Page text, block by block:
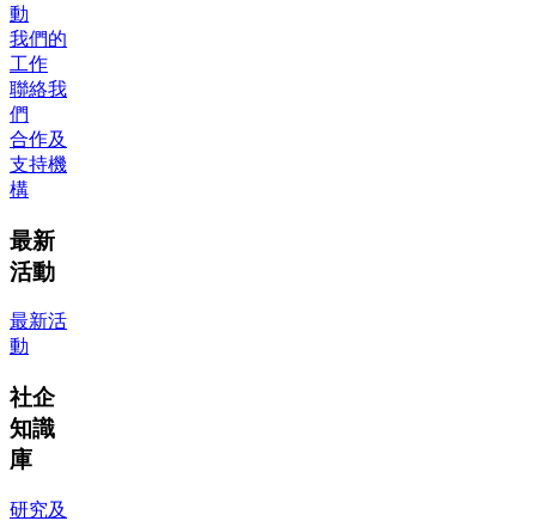
動
我們的
工作
聯絡我
們
合作及
支持機
構
最新
活動
最新活
動
社企
知識
庫
研究及